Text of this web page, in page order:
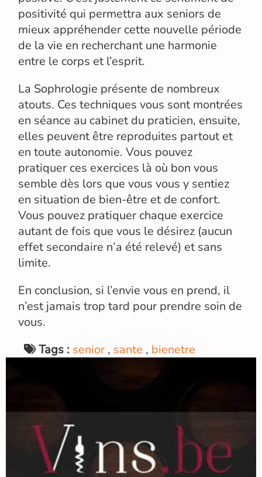
positivité qui permettra aux seniors de
mieux appréhender cette nouvelle période
de la vie en recherchant une harmonie
entre le corps et l’esprit.
La Sophrologie présente de nombreux
atouts. Ces techniques vous sont montrées
en séance au cabinet du praticien, ensuite,
elles peuvent être reproduites partout et
en toute autonomie. Vous pouvez
pratiquer ces exercices là où bon vous
semble dès lors que vous vous y sentiez
en situation de bien-être et de confort.
Vous pouvez pratiquer chaque exercice
autant de fois que vous le désirez (aucun
effet secondaire n’a été relevé) et sans
limite.
En conclusion, si l’envie vous en prend, il
n’est jamais trop tard pour prendre soin de
vous.
Tags : senior , sante , bienetre